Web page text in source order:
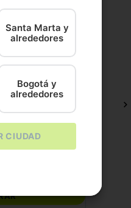
Santa Marta y
alrededores
Bogotá y
alrededores
CIUDAD